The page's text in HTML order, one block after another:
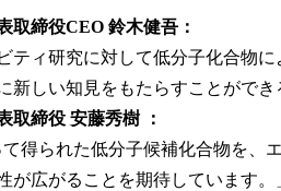
取締役CEO 鈴木健吾：
ティ研究に対して低分子化合物
新しい知見をもたらすことができ
取締役 安藤秀樹 ：
て得られた低分子候補化合物を
が広がることを期待しています。